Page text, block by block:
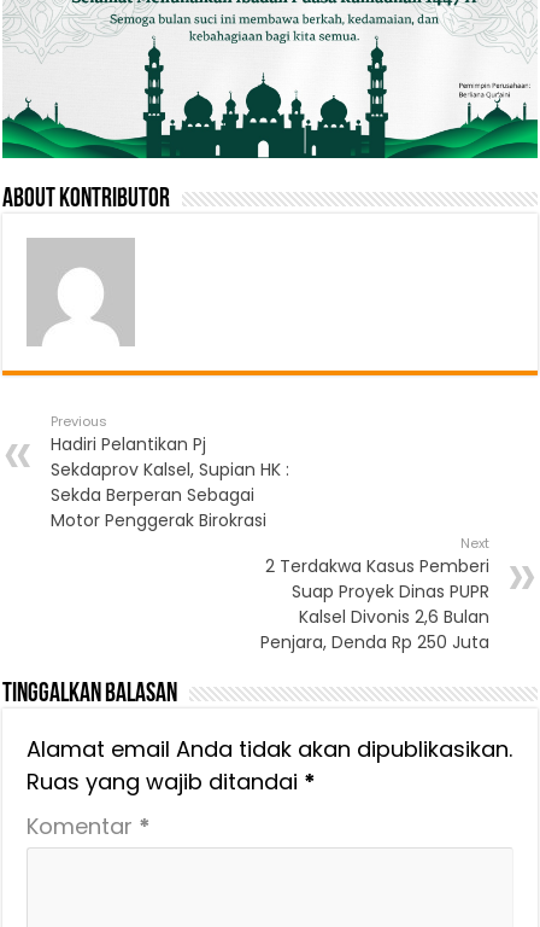
About Kontributor
Previous
Hadiri Pelantikan Pj
Sekdaprov Kalsel, Supian HK :
Sekda Berperan Sebagai
Motor Penggerak Birokrasi
Next
2 Terdakwa Kasus Pemberi
Suap Proyek Dinas PUPR
Kalsel Divonis 2,6 Bulan
Penjara, Denda Rp 250 Juta
Tinggalkan Balasan
Alamat email Anda tidak akan dipublikasikan.
Ruas yang wajib ditandai *
Komentar *